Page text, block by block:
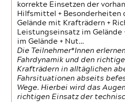
korrekte Einsetzen der
Hilfsmittel + Besonderheiten
Gelände mit Krafträdern +
Leistungseinsatz im Gelände
im Gelände + Nut…
Die Teilnehmer*Innen
Fahrdynamik und den
Krafträdern in alltäglichen
Fahrsituationen abseits
Wege. Hierbei wird das
richtigen Einsatz der